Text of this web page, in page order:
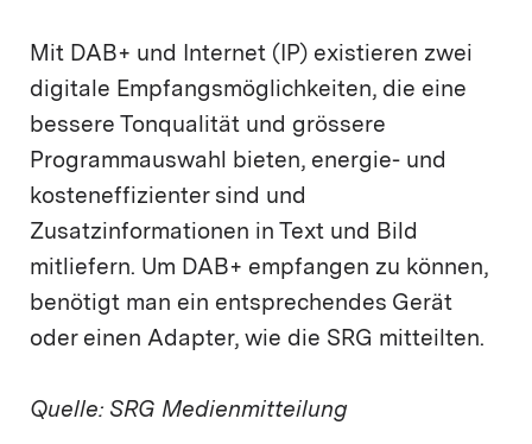
Mit DAB+ und Internet (IP) existieren zwei
digitale Empfangsmöglichkeiten, die eine
bessere Tonqualität und grössere
Programmauswahl bieten, energie- und
kosteneffizienter sind und
Zusatzinformationen in Text und Bild
mitliefern. Um DAB+ empfangen zu können,
benötigt man ein entsprechendes Gerät
oder einen Adapter, wie die SRG mitteilten.
Quelle: SRG Medienmitteilung